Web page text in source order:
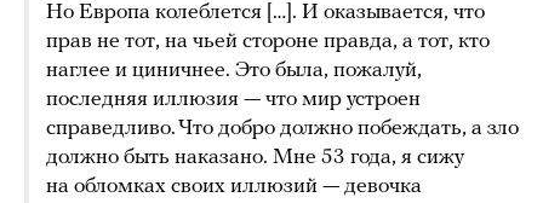
Но Европа колеблется […]. И оказывается, что
прав не тот, на чьей стороне правда, а тот, кто
наглее и циничнее. Это была, пожалуй,
последняя иллюзия — что мир устроен
справедливо. Что добро должно побеждать, а зло
должно быть наказано. Мне 53 года, я сижу
на обломках своих иллюзий — девочка